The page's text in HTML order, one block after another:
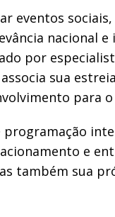
eventos
nacional
por
sua
para
programação
e
também sua